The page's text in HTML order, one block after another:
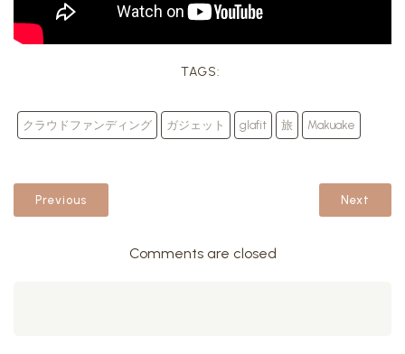
TAGS:
クラウドファンディング ガジェット glafit 旅 Makuake
Previous Next
Comments are closed